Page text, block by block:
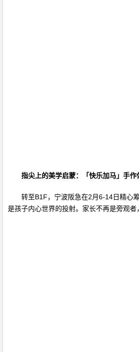
指尖上的美学启蒙：「快乐加马」手作
转至B1F，宁波阪急在2月6-14日精心
是孩子内心世界的投射。家长不再是旁观者